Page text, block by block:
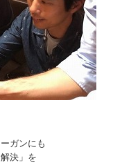
ガンにも
決」を